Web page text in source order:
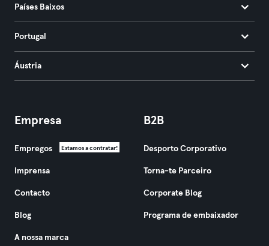
Países Baixos
Portugal
Áustria
Empresa
Empregos Estamos a contratar!
Imprensa
Contacto
Blog
A nossa marca
B2B
Desporto Corporativo
Torna-te Parceiro
Corporate Blog
Programa de embaixador